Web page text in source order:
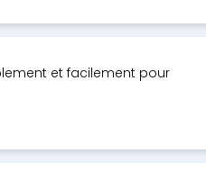
et facilement pour